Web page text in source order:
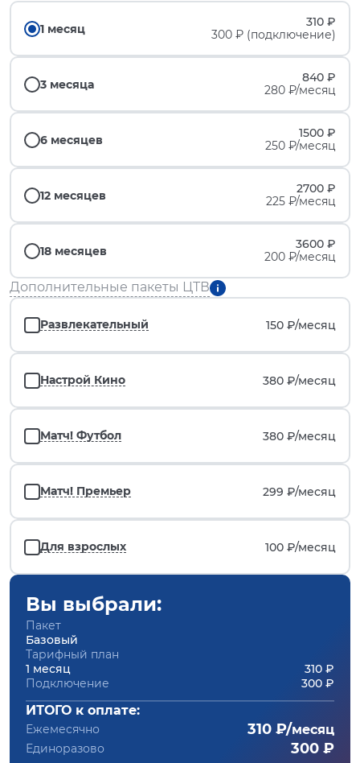
1 месяц
310 ₽
300 ₽ (подключение)
3 месяца
840 ₽
280 ₽/месяц
6 месяцев
1500 ₽
250 ₽/месяц
12 месяцев
2700 ₽
225 ₽/месяц
18 месяцев
3600 ₽
200 ₽/месяц
Дополнительные пакеты ЦТВ
Развлекательный 150 ₽/месяц
Настрой Кино 380 ₽/месяц
Матч! Футбол 380 ₽/месяц
Матч! Премьер 299 ₽/месяц
Для взрослых 100 ₽/месяц
Вы выбрали:
Пакет
Базовый
Тарифный план
1 месяц
310 ₽
Подключение
300 ₽
ИТОГО к оплате:
Ежемесячно 310 ₽/месяц
Единоразово 300 ₽